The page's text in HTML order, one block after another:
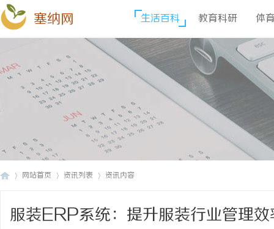
塞纳网 生活百科 教育科研 体
网站首页 资讯列表 资讯内容
服装ERP系统：提升服装行业管理效